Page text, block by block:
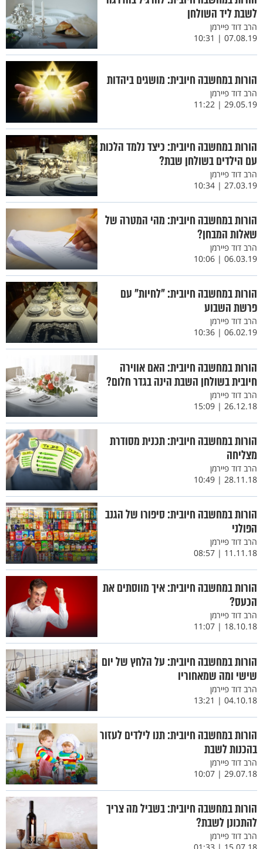
לשבת ליד השולחן
הרב דוד פיירמן
07.08.19 | 10:31
הורות במחשבה חיובית: מושגים ביהדות
הרב דוד פיירמן
29.05.19 | 11:22
הורות במחשבה חיובית: כיצד נלמד הלכות
עם הילדים בשולחן שבת?
הרב דוד פיירמן
27.03.19 | 10:34
הורות במחשבה חיובית: מהי המטרה של
שאלות המבחן?
הרב דוד פיירמן
06.03.19 | 10:06
הורות במחשבה חיובית: "לחיות" עם
פרשת השבוע
הרב דוד פיירמן
06.02.19 | 10:36
הורות במחשבה חיובית: האם אווירה
חיובית בשולחן השבת הינה בגדר חלום?
הרב דוד פיירמן
26.12.18 | 15:09
הורות במחשבה חיובית: תכנית מסודרת
מצליחה
הרב דוד פיירמן
28.11.18 | 10:49
הורות במחשבה חיובית: סיפורו של הגנב
הפולני
הרב דוד פיירמן
11.11.18 | 08:57
הורות במחשבה חיובית: איך מווסתים את
הכעס?
הרב דוד פיירמן
18.10.18 | 11:07
הורות במחשבה חיובית: על הלחץ של יום
שישי ומה שמאחוריו
הרב דוד פיירמן
04.10.18 | 13:21
הורות במחשבה חיובית: תנו לילדים לעזור
בהכנות לשבת
הרב דוד פיירמן
29.07.18 | 10:07
הורות במחשבה חיובית: בשביל מה צריך
להתכונן לשבת?
הרב דוד פיירמן